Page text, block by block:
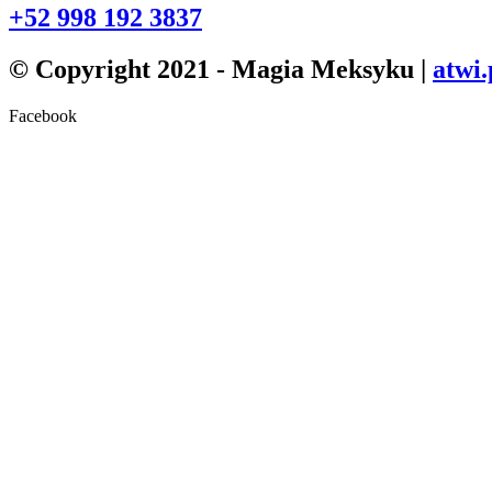
+52 998 192 3837
© Copyright 2021 - Magia Meksyku |
Facebook